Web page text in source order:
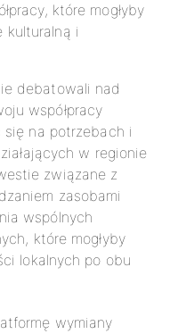
które mogłyby
kulturalną i
debatowali nad
współpracy
na potrzebach i
w regionie
związane z
zasobami
wspólnych
które mogłyby
lokalnych po obu
wymiany